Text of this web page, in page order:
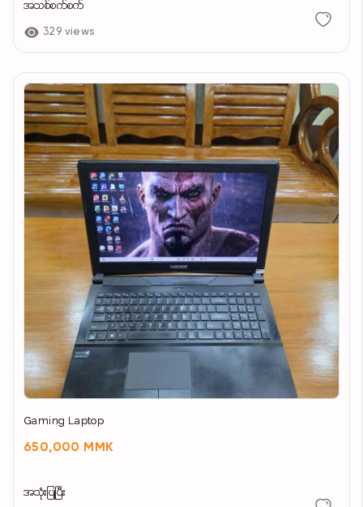
အသစ်စက်စက်
329 views
Gaming Laptop
650,000 MMK
အသုံးပြုပြီး